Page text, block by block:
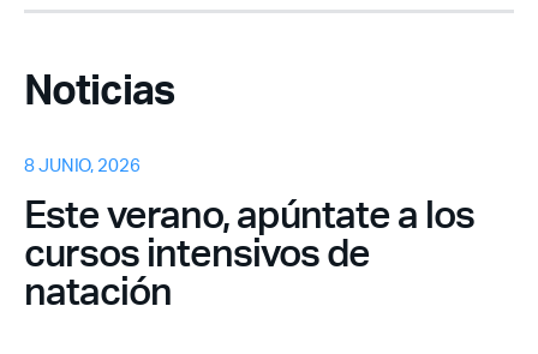
Noticias
8 JUNIO, 2026
Este verano, apúntate a los
cursos intensivos de
natación